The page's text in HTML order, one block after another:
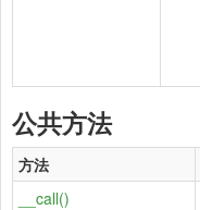
公共方法
方法
__call()